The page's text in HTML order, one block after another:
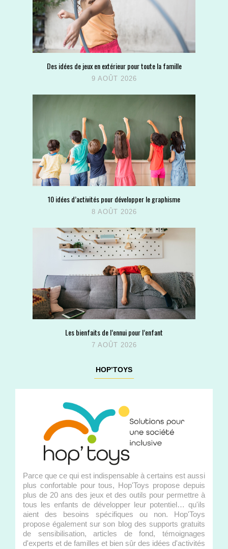
Des idées de jeux en extérieur pour toute la famille
9 AOÛT 2026
10 idées d’activités pour développer le graphisme
8 AOÛT 2026
Les bienfaits de l’ennui pour l’enfant
7 AOÛT 2026
HOP’TOYS
Parce que ce qui est indispensable à certains est aussi
plus confortable pour tous, Hop'Toys propose depuis
plus de 20 ans des jeux et des outils pour permettre à
tous les enfants de développer leur potentiel… qu'ils
aient des besoins spécifiques ou non. Hop'Toys
propose également sur son blog des supports gratuits
de sensibilisation, articles de fond, témoignages
d'experts et de familles et bien sûr des idées d'activités